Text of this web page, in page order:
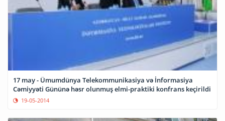
17 may - Ümumdünya Telekommunikasiya və İnformasiya
Cəmiyyəti Gününə həsr olunmuş elmi-praktiki konfrans keçirildi
19-05-2014